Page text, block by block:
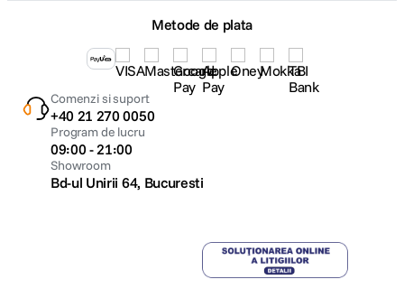
Metode de plata
Comenzi si suport
+40 21 270 0050
Program de lucru
09:00 - 21:00
Showroom
Bd-ul Unirii 64, Bucuresti